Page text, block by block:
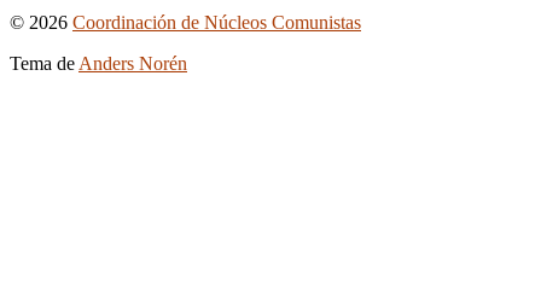
Ir
© 2026 Coordinación de Núcleos Comunistas
Tema de Anders Norén